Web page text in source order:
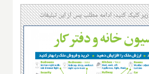
کلیک کنید؛ ادامه مطلب پس از این تبلیغات